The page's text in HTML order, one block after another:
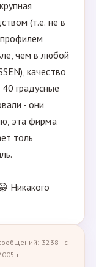
(т.е. не в
чем в любой
качество
градусные
- они
эта фирма
толь
Никакого
3238 · с
г.